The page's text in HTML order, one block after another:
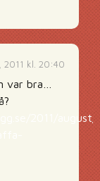
2011 kl. 20:40
var bra…
2011/august/